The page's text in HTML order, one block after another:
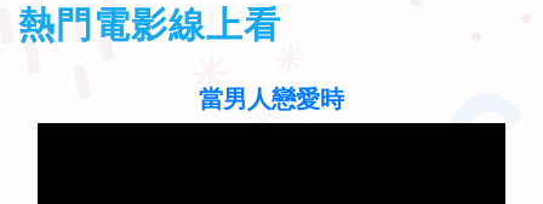
熱門電影線上看
聽見歌 再唱